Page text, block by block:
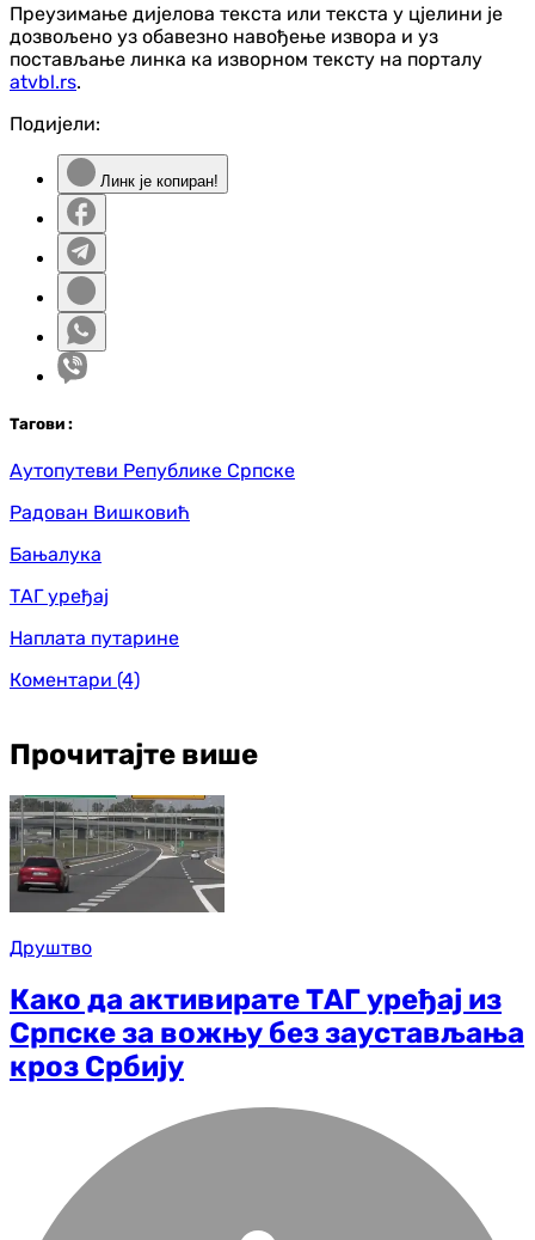
Преузимање дијелова текста или текста у цјелини је
дозвољено уз обавезно навођење извора и уз
постављање линка ка изворном тексту на порталу
atvbl.rs.
Подијели:
Линк је копиран!
Тагови :
Аутопутеви Републике Српске
Радован Вишковић
Бањалука
ТАГ уређај
Наплата путарине
Коментари (4)
Прочитајте више
Друштво
Како да активирате ТАГ уређај из
Српске за вожњу без заустављања
кроз Србију